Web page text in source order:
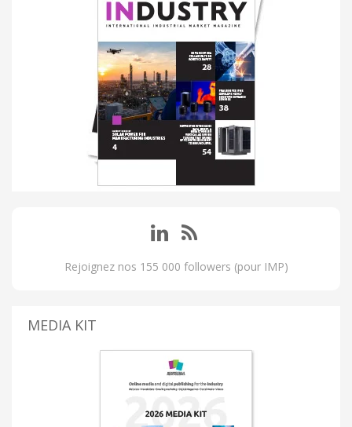
Rejoignez nos 155 000 followers (pour IMP)
MEDIA KIT